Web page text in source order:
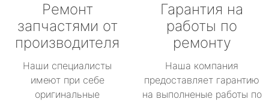
Ремонт
запчастями от
производителя
Наши специалисты
имеют при себе
оригинальные
Гарантия на
работы по
ремонту
Наша компания
предоставляет гарантию
на выполненые работы по